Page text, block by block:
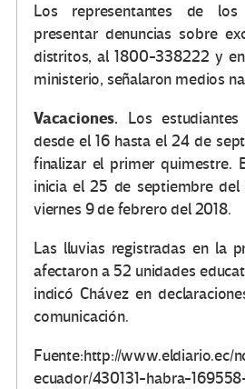
Los representantes de los
presentar denuncias sobre
distritos, al 1800-338222 y
ministerio, señalaron medios
Vacaciones. Los
desde el 16 hasta el 24 de
finalizar el primer quimestre.
inicia el 25 de septiembre del
viernes 9 de febrero del 2018.
Las lluvias registradas en la
afectaron a 52 unidades
indicó Chávez en
comunicación.
Fuente:http://www.eldiario.ec/
ecuador/430131-habra-